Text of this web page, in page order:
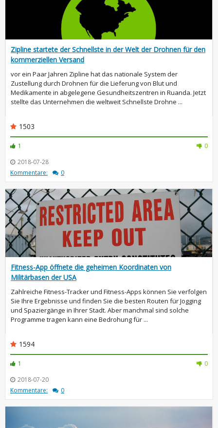
Zipline startete der Schnellste in der Welt der Drohnen für den
kommerziellen Versand
vor ein Paar Jahren Zipline hat das nationale System der
Zustellung durch Drohnen für die Lieferung von Blut und
Medikamente in abgelegene Gesundheitszentren in Ruanda. Jetzt
stellte das Unternehmen die weltweit Schnellste Drohne ...
1503
1
0
2018-07-28
Kommentare:
0
Fitness-App öffnete die geheimen Koordinaten von
Militärbasen der USA
Zahlreiche Fitness-Tracker und Fitness-Apps können Sie verfolgen
Sie Ihre Ergebnisse und finden Sie die besten Routen für Jogging
und Spaziergänge in Ihrer Stadt. Aber manchmal sind solche
Programme tragen kann eine Bedrohung für ...
1594
1
0
2018-07-20
Kommentare:
0